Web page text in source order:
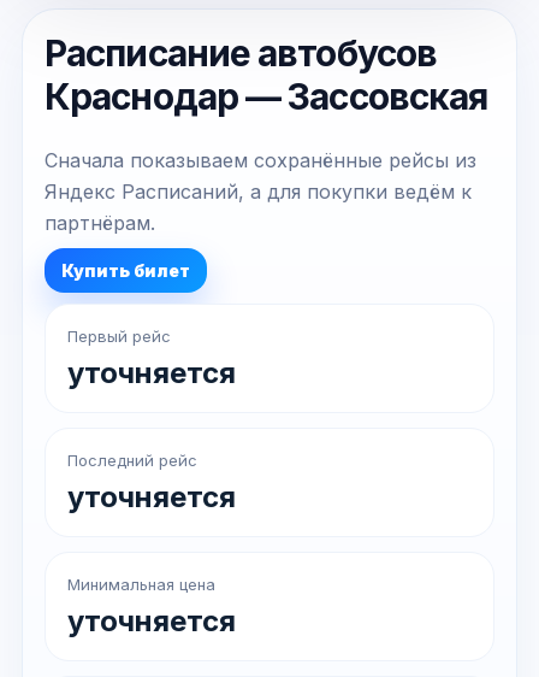
Расписание автобусов
Краснодар — Зассовская
Сначала показываем сохранённые рейсы из
Яндекс Расписаний, а для покупки ведём к
партнёрам.
Купить билет
Первый рейс
уточняется
Последний рейс
уточняется
Минимальная цена
уточняется